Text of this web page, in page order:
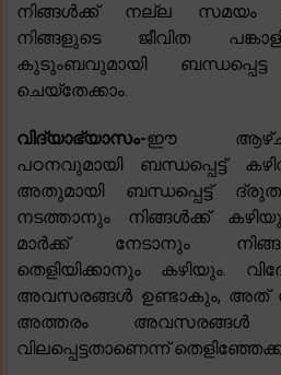
നിങ്ങൾക്ക് നല്ല സമയം
നിങ്ങളുടെ ജീവിത
കുടുംബവുമായി
ചെയ്തേക്കാം.
വിദ്യാഭ്യാസം-ഈ
പഠനവുമായി ബന്ധപ്പെട്ട്
അതുമായി ബന്ധപ്പെട്ട്
നടത്താനും നിങ്ങൾക്ക്
മാർക്ക് നേടാനും
തെളിയിക്കാനും കഴിയും.
അവസരങ്ങൾ ഉണ്ടാകും, അത്
അത്തരം അവസരങ്ങൾ
വിലപ്പെട്ടതാണെന്ന്